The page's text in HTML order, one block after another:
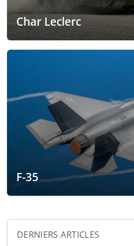
Char Leclerc
F-35
DERNIERS ARTICLES